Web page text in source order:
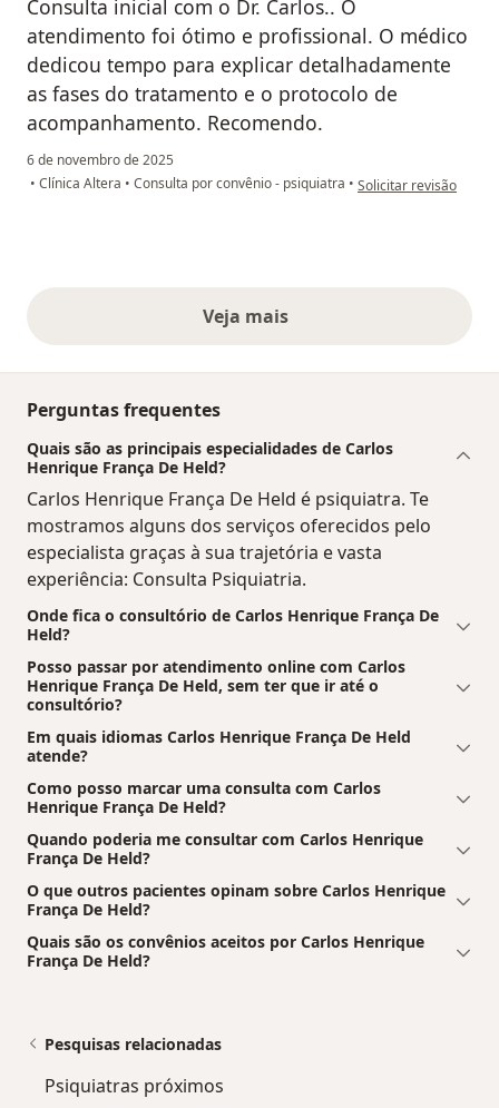
Consulta inicial com o Dr. Carlos.. O
atendimento foi ótimo e profissional. O médico
dedicou tempo para explicar detalhadamente
as fases do tratamento e o protocolo de
acompanhamento. Recomendo.
6 de novembro de 2025
• Clínica Altera • Consulta por convênio - psiquiatra • na opinião do
Solicitar revisão
Veja maisopiniões acima
Perguntas frequentes
Quais são as principais especialidades de Carlos
Henrique França De Held?
Carlos Henrique França De Held é psiquiatra. Te
mostramos alguns dos serviços oferecidos pelo
especialista graças à sua trajetória e vasta
experiência: Consulta Psiquiatria.
Onde fica o consultório de Carlos Henrique França De
Held?
Posso passar por atendimento online com Carlos
Henrique França De Held, sem ter que ir até o
consultório?
Em quais idiomas Carlos Henrique França De Held
atende?
Como posso marcar uma consulta com Carlos
Henrique França De Held?
Quando poderia me consultar com Carlos Henrique
França De Held?
O que outros pacientes opinam sobre Carlos Henrique
França De Held?
Quais são os convênios aceitos por Carlos Henrique
França De Held?
Pesquisas relacionadas
Psiquiatras próximos